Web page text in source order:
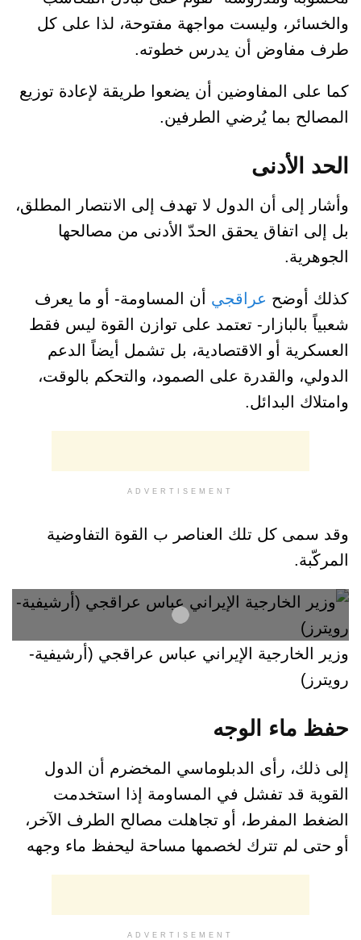
والخسائر، وليست مواجهة مفتوحة، لذا على كل
طرف مفاوض أن يدرس خطوته.
كما على المفاوضين أن يضعوا طريقة لإعادة توزيع
المصالح بما يُرضي الطرفين.
الحد الأدنى
وأشار إلى أن الدول لا تهدف إلى الانتصار المطلق،
بل إلى اتفاق يحقق الحدّ الأدنى من مصالحها
الجوهرية.
كذلك أوضح عراقجي أن المساومة- أو ما يعرف
شعبياً بالبازار- تعتمد على توازن القوة ليس فقط
العسكرية أو الاقتصادية، بل تشمل أيضاً الدعم
الدولي، والقدرة على الصمود، والتحكم بالوقت،
وامتلاك البدائل.
ADVERTISEMENT
وقد سمى كل تلك العناصر ب القوة التفاوضية
المركّبة.
وزير الخارجية الإيراني عباس عراقجي (أرشيفية-
رويترز)
حفظ ماء الوجه
إلى ذلك، رأى الدبلوماسي المخضرم أن الدول
القوية قد تفشل في المساومة إذا استخدمت
الضغط المفرط، أو تجاهلت مصالح الطرف الآخر،
أو حتى لم تترك لخصمها مساحة ليحفظ ماء وجهه
ADVERTISEMENT